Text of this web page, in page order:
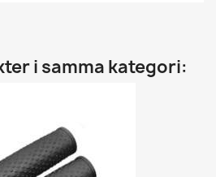
i samma kategori: